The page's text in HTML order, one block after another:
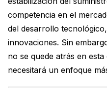
competencia en el
del desarrollo
innovaciones. Sin
no se quede atrás en
necesitará un enfoque